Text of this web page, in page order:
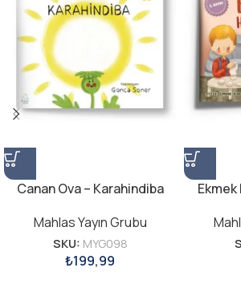
Canan Ova – Karahindiba
Mahlas Yayın Grubu
SKU: MYG098
₺199,99
Ekmek